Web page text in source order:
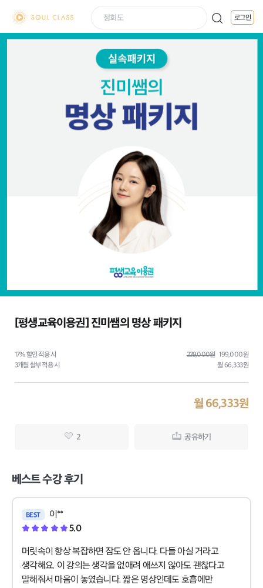
soul class 로그인
[평생교육이용권] 진미쌤의 명상 패키지
17% 할인 적용 시 239,000원
199,000원
3개월 할부 적용 시
월 66,333원
월 66,333원
2 공유하기
베스트 수강 후기
BEST
이**
5.0
머릿속이 항상 복잡하면 잠도 안 옵니다. 다들 아실 거라고
생각해요. 이 강의는 생각을 없애려 애쓰지 않아도 괜찮다고
말해줘서 마음이 놓였습니다. 짧은 명상인데도 호흡에만